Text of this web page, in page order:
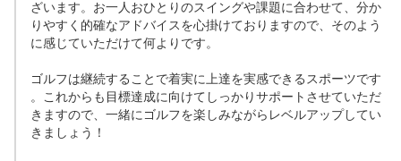
ざいます。お一人おひとりのスイングや課題に合わせて、分か
りやすく的確なアドバイスを心掛けておりますので、そのよう
に感じていただけて何よりです。
ゴルフは継続することで着実に上達を実感できるスポーツです
。これからも目標達成に向けてしっかりサポートさせていただ
きますので、一緒にゴルフを楽しみながらレベルアップしてい
きましょう！